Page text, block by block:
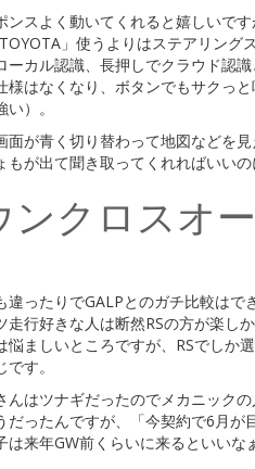
ンスよく動いてくれると嬉しいで
」使うよりはステアリン
ーカル認識、長押しでクラウド認
様はなくなり、ボタンでもサクっ
）。
面が青く切り替わって地図などを
が出て聞き取ってくれればいいの
ンクロスオ
違ったりでGALPとのガチ比較は
走行好きな人は断然RSの方が楽し
悩ましいところですが、RSでしか
す。
んはツナギだったのでメカニック
だったんですが、「今契約で6月
は来年GW前くらいに来るといいな